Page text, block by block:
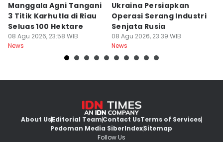
Manggala Agni Tangani
3 Titik Karhutla di Riau
Seluas 100 Hektare
08 Agu 2026, 23:58 WIB
News
Ukraina Persiapkan
Operasi Serang Industri
Senjata Rusia
08 Agu 2026, 23:39 WIB
News
About UsEditorial TeamContact UsTerms of Services
Pedoman Media SiberIndexSitemap
Follow Us